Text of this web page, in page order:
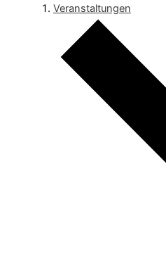
Veranstaltungen